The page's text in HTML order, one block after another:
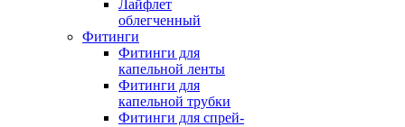
Лайфлет
облегченный
Фитинги
Фитинги для
капельной ленты
Фитинги для
капельной трубки
Фитинги для спрей-